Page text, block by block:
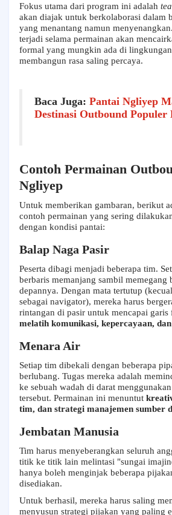
Fokus utama dari program ini adalah
akan diajak untuk berkolaborasi dalam
yang menantang namun
terjadi selama permainan akan
formal yang mungkin ada di
membangun rasa saling percaya.
Baca Juga: Pantai Ngliyep
Destinasi Outbound Populer
Contoh Permainan
Ngliyep
Untuk memberikan gambaran, berikut
contoh permainan yang sering
dengan kondisi pantai:
Balap Naga Pasir
Peserta dibagi menjadi beberapa tim.
berbaris memanjang sambil memegang
depannya. Dengan mata tertutup
sebagai navigator), mereka harus
rintangan di pasir untuk mencapai garis
melatih komunikasi, kepercayaan,
Menara Air
Setiap tim dibekali dengan beberapa
berlubang. Tugas mereka adalah
ke sebuah wadah di darat
tersebut. Permainan ini menuntut
tim, dan strategi manajemen sumber
Jembatan Manusia
Tim harus menyeberangkan seluruh
titik ke titik lain melintasi "sungai
hanya boleh menginjak beberapa
disediakan.
Untuk berhasil, mereka harus saling
menyusun strategi pijakan yang paling